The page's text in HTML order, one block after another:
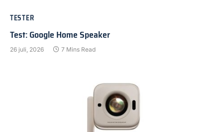
TESTER
Test: Google Home Speaker
26 juli, 2026 7 Mins Read